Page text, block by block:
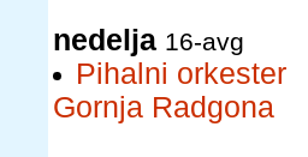
nedelja 16-avg
Pihalni orkester
Gornja Radgona